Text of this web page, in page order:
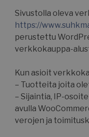
Sivustolla oleva
https://
perustettu
verkkokauppa-
Kun asioit
– Tuotteita joita
– Sijaintia, IP-
avulla
verojen ja